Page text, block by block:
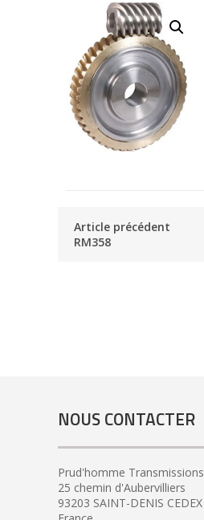
Article précédent
RM358
NOUS CONTACTER
Prud'homme Transmissions
25 chemin d'Aubervilliers
93203 SAINT-DENIS CEDEX